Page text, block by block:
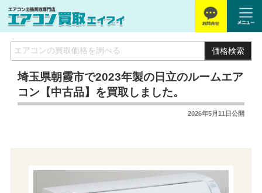
価格検索
埼玉県朝霞市で2023年製の日立のルームエア
コン【中古品】を買取しました。
2026年5月11日公開